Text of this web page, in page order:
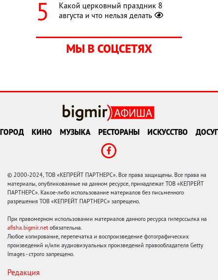
Какой церковный праздник 8
августа и что нельзя делать
МЫ В СОЦСЕТЯХ
ГОРОД КИНО МУЗЫКА РЕСТОРАНЫ ИСКУССТВО ДОСУГ
© 2000-2024, ТОВ «КЕПРЕЙТ ПАРТНЕРС». Все права защищены. Все права на
материалы, опубликованные на данном ресурсе, принадлежат ТОВ «КЕПРЕЙТ
ПАРТНЕРС». Какое-либо использование материалов без письменного
разрешения ТОВ «КЕПРЕЙТ ПАРТНЕРС» запрещено.
При правомерном использовании материалов данного ресурса гиперссылка на
afisha.bigmir.net обязательна.
Любое копирование, перепечатка и воспроизведение фотографических
произведений и/или аудиовизуальных произведений правообладателя Getty
Images - строго запрещено.
Редакция